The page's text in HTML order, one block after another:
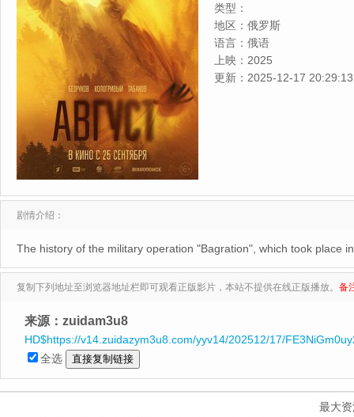
夫
迪安诺夫,奥尔佳·奥佐拉平亚
类型：
地区： 俄罗斯
语言： 俄语
上映： 2025
更新： 2025-12-17 20:29:13
剧情介绍：
The history of the military operation "Bagration", which took place
复制下列地址至浏览器地址栏即可观看正版影片，本站不提供在线正版播放。 备
来源：zuidam3u8
HD$https://v14.zuidazym3u8.com/yyv14/202512/17/
全选
最大